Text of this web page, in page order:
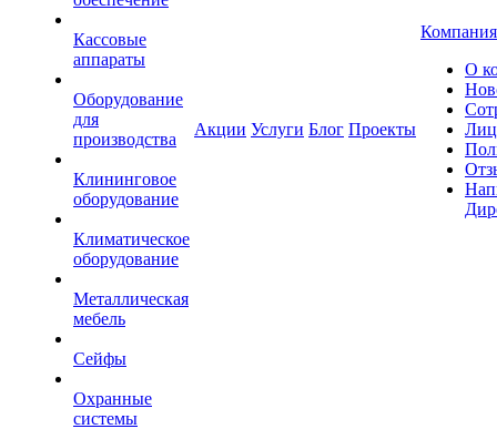
Кассовые
аппараты
Оборудование
для
производства
Клининговое
оборудование
Климатическое
оборудование
Металлическая
мебель
Сейфы
Охранные
системы
Акции Услуги Блог Проекты
Компания
О